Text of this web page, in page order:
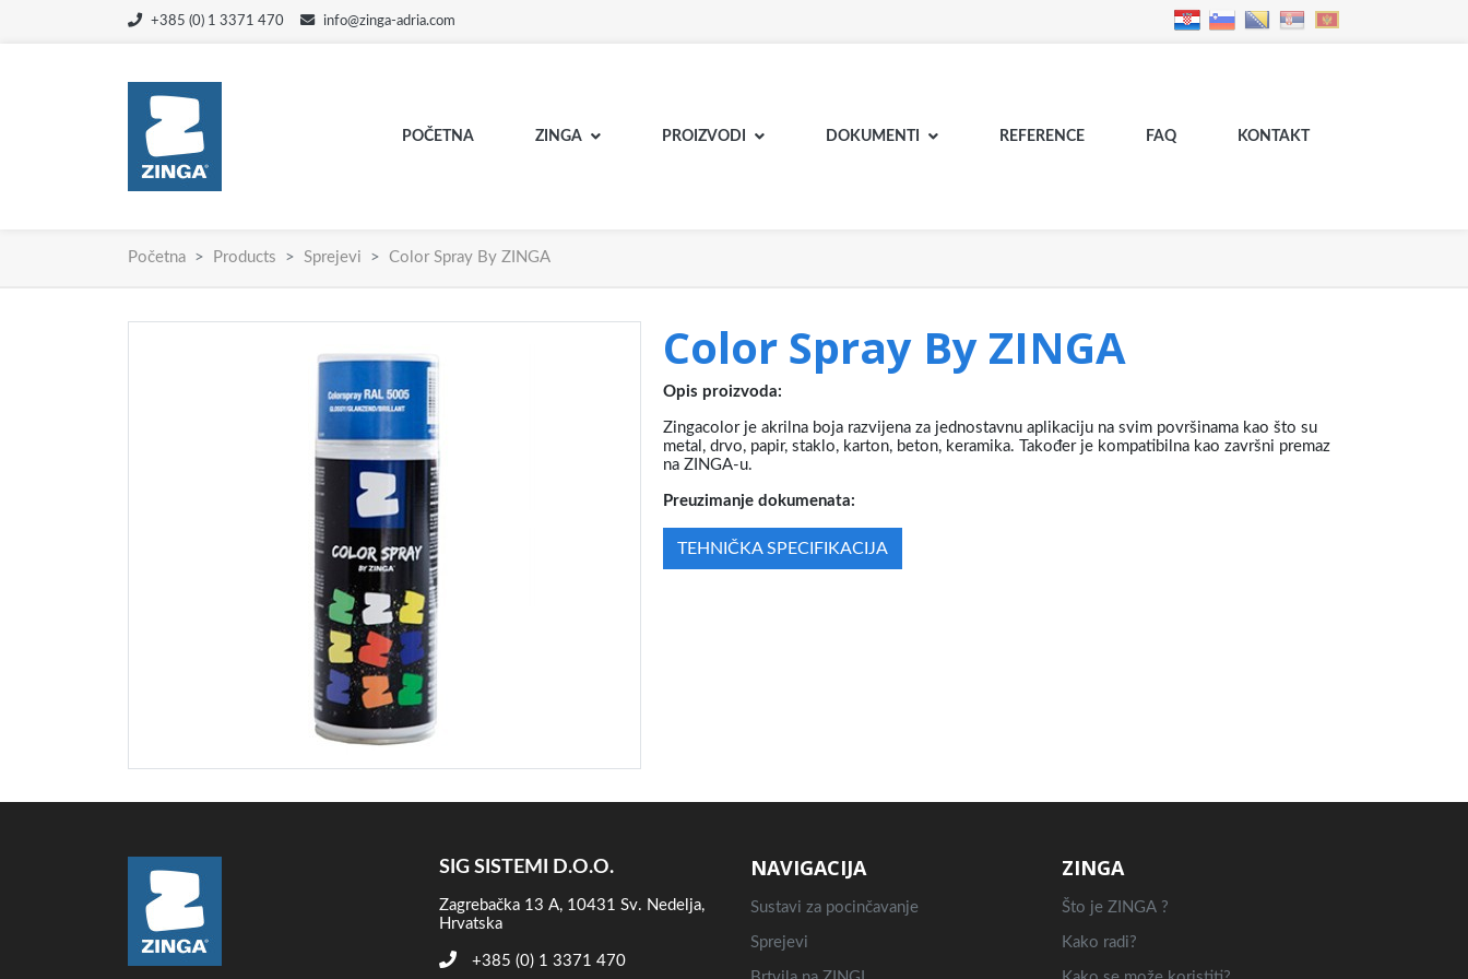
+385 (0) 1 3371 470 info@zinga-adria.com
POČETNA ZINGA PROIZVODI DOKUMENTI REFERENCE FAQ KONTAKT
Početna Products Sprejevi Color Spray By ZINGA
Color Spray By ZINGA
Opis proizvoda:
Zingacolor je akrilna boja razvijena za jednostavnu aplikaciju na svim površinama kao što su
metal, drvo, papir, staklo, karton, beton, keramika. Također je kompatibilna kao završni premaz
na ZINGA-u.
Preuzimanje dokumenata:
TEHNIČKA SPECIFIKACIJA
SIG SISTEMI D.O.O.
Zagrebačka 13 A, 10431 Sv. Nedelja,
Hrvatska
+385 (0) 1 3371 470
NAVIGACIJA
Sustavi za pocinčavanje
Sprejevi
ZINGA
Što je ZINGA ?
Kako radi?